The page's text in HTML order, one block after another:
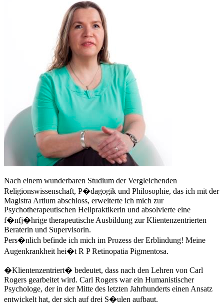
Nach einem wunderbaren Studium der Vergleichenden
Religionswissenschaft, P�dagogik und Philosophie, das ich mit der
Magistra Artium abschloss, erweiterte ich mich zur
Psychotherapeutischen Heilpraktikerin und absolvierte eine
f�nfj�hrige therapeutische Ausbildung zur Klientenzentrierten
Beraterin und Supervisorin.
Pers�nlich befinde ich mich im Prozess der Erblindung! Meine
Augenkrankheit hei�t R P Retinopatia Pigmentosa.
�Klientenzentriert� bedeutet, dass nach den Lehren von Carl
Rogers gearbeitet wird. Carl Rogers war ein Humanistischer
Psychologe, der in der Mitte des letzten Jahrhunderts einen Ansatz
entwickelt hat, der sich auf drei S�ulen aufbaut.